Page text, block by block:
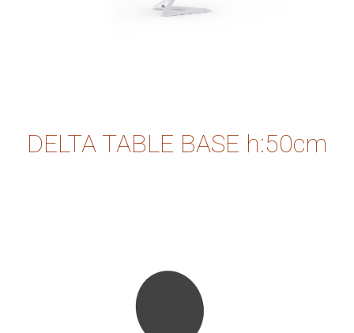
DELTA TABLE BASE h:50cm